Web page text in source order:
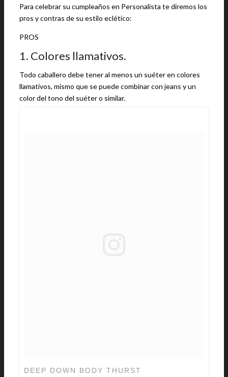
Para celebrar su cumpleaños en Personalista te diremos los
pros y contras de su estilo eclético:
PROS
1. Colores llamativos.
Todo caballero debe tener al menos un suéter en colores
llamativos, mismo que se puede combinar con jeans y un
color del tono del suéter o similar.
DEEP DOWN BODY THURST